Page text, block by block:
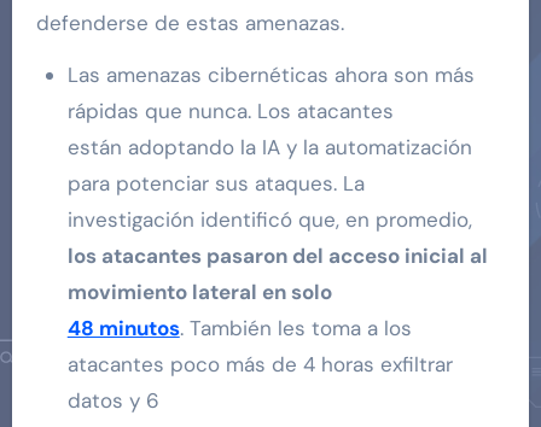
defenderse de estas amenazas.
Las amenazas cibernéticas ahora son más
rápidas que nunca. Los atacantes
están adoptando la IA y la automatización
para potenciar sus ataques. La
investigación identificó que, en promedio,
los atacantes pasaron del acceso inicial al
movimiento lateral en solo
48 minutos. También les toma a los
atacantes poco más de 4 horas exfiltrar
datos y 6